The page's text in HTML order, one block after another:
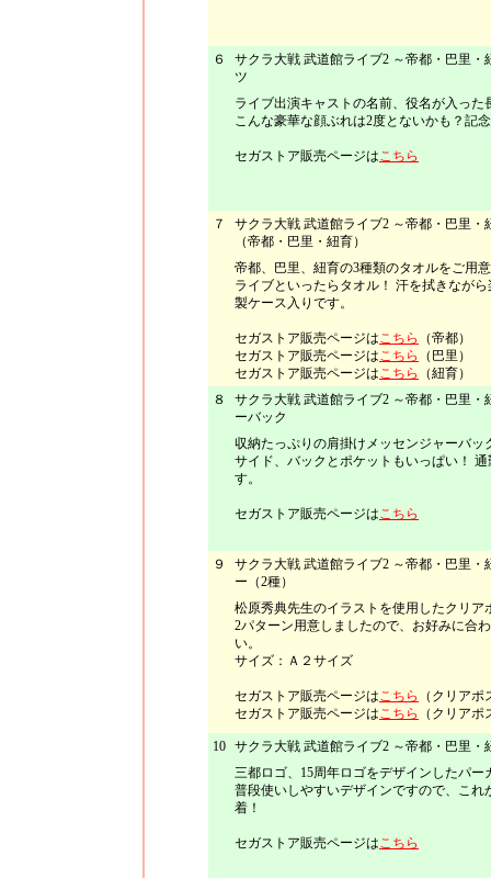
６
サクラ大戦 武道館ライブ2 ～帝都・巴里・
ツ
ライブ出演キャストの名前、役名が入った
こんな豪華な顔ぶれは2度とないかも？記
セガストア販売ページはこちら
７
サクラ大戦 武道館ライブ2 ～帝都・巴里・
（帝都・巴里・紐育）
帝都、巴里、紐育の3種類のタオルをご用
ライブといったらタオル！ 汗を拭きなが
製ケース入りです。
セガストア販売ページはこちら
（帝都）
セガストア販売ページはこちら
（巴里）
セガストア販売ページはこちら
（紐育）
８
サクラ大戦 武道館ライブ2 ～帝都・巴里・
ーバック
収納たっぷりの肩掛けメッセンジャーバッ
サイド、バックとポケットもいっぱい！
す。
セガストア販売ページはこちら
９
サクラ大戦 武道館ライブ2 ～帝都・巴里・
ー（2種）
松原秀典先生のイラストを使用したクリア
2パターン用意しましたので、お好みに合
い。
サイズ：Ａ２サイズ
セガストア販売ページはこちら
（クリア
セガストア販売ページはこちら （クリア
10 サクラ大戦 武道館ライブ2 ～帝都・巴里・
三都ロゴ、15周年ロゴをデザインしたパー
普段使いしやすいデザインですので、これ
着！
セガストア販売ページはこちら